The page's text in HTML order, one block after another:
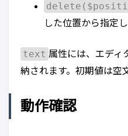
した位置から指定
text 属性には、エディ
納されます。初期値は空
動作確認